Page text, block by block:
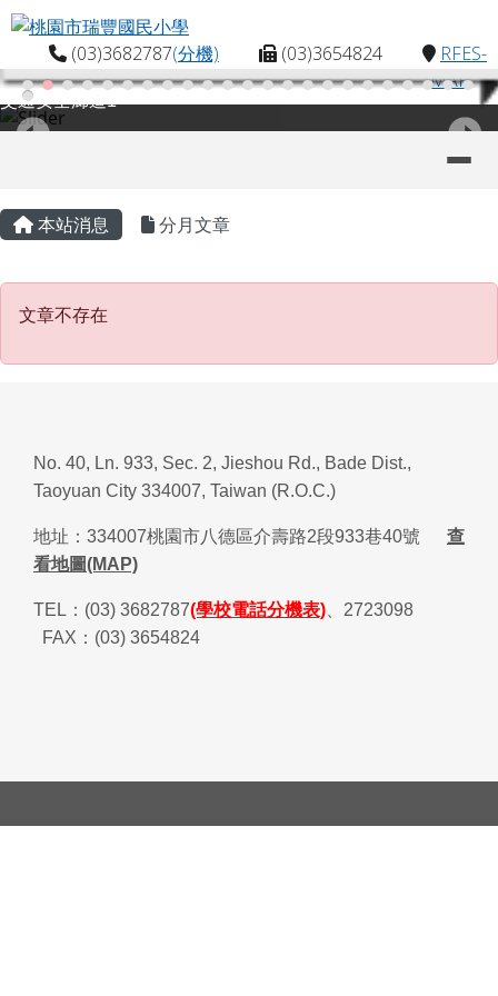
跳至主內容區
桃園市瑞豐國民小學
(03)3682787(分機) (03)3654824
RFES-
MAP
交通安全廊道1
主內容區域
本站消息 分月文章
文章不存在
文章不存在
頁尾區域
No. 40, Ln. 933, Sec. 2, Jieshou Rd., Bade Dist.,
Taoyuan City 334007, Taiwan (R.O.C.)
地址： 334007桃園市八德區介壽路2段933巷40號
查
看地圖(MAP)
TEL ： (03) 3682787(學校電話分機表)
2723098
FAX ： (03) 3654824